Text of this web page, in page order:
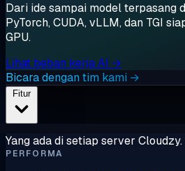
Dari ide sampai model terpasang
PyTorch, CUDA, vLLM, dan TGI
GPU.
Lihat beban kerja AI →
Bicara dengan tim kami →
Fitur
Yang ada di setiap server
PERFORMA